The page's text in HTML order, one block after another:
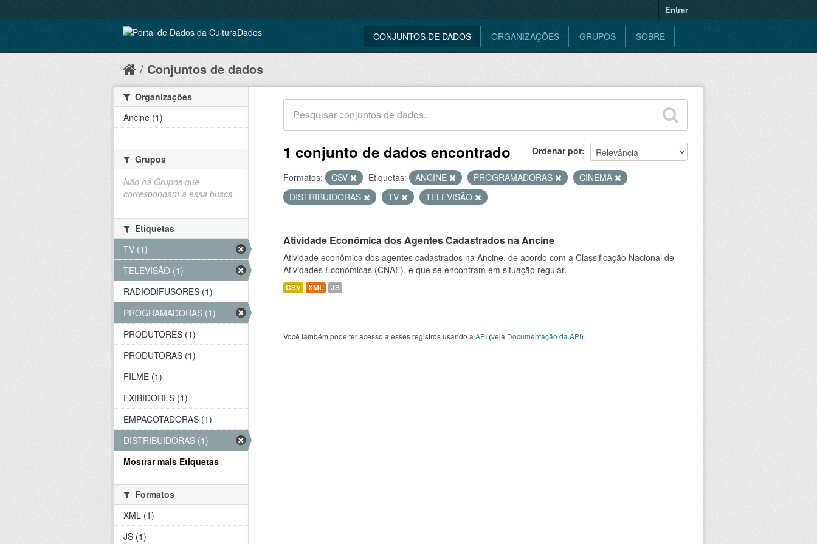
Entrar
CONJUNTOS DE DADOS ORGANIZAÇÕES GRUPOS SOBRE
Conjuntos de dados
Ordenar por
1 conjunto de dados encontrado
Formatos: CSV Etiquetas: ANCINE PROGRAMADORAS
CINEMA
DISTRIBUIDORAS
TV TELEVISÃO
Atividade Econômica dos Agentes Cadastrados na Ancine
Atividade econômica dos agentes cadastrados na Ancine, de acordo com a Classificação Nacional de
Atividades Econômicas (CNAE), e que se encontram em situação regular.
CSV XML JS
Você também pode ter acesso a esses registros usando a API (veja Documentação da API).
Organizações
Ancine (1)
Grupos
Não há Grupos que
correspondam a essa busca
Etiquetas
TV (1)
TELEVISÃO (1)
RADIODIFUSORES (1)
PROGRAMADORAS (1)
PRODUTORES (1)
PRODUTORAS (1)
FILME (1)
EXIBIDORES (1)
EMPACOTADORAS (1)
DISTRIBUIDORAS (1)
Mostrar mais Etiquetas
Formatos
XML (1)
JS (1)